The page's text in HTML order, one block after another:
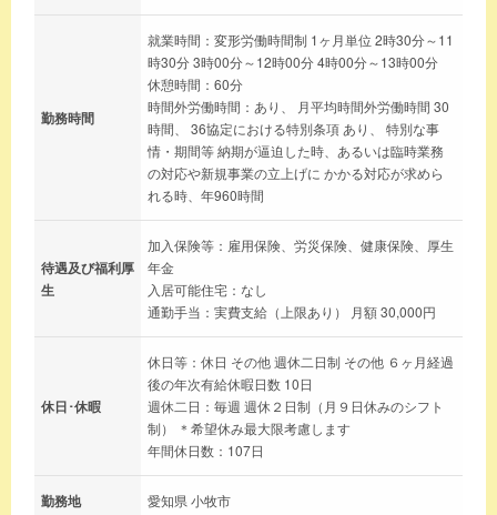
勤務時間
就業時間：変形労働時間制 1ヶ月単位 2時30分～11
時30分 3時00分～12時00分 4時00分～13時00分
休憩時間：60分
時間外労働時間：あり、 月平均時間外労働時間 30
時間、 36協定における特別条項 あり、 特別な事
情・期間等 納期が逼迫した時、あるいは臨時業務
の対応や新規事業の立上げに かかる対応が求めら
れる時、年960時間
待遇及び福利厚
生
加入保険等：雇用保険、労災保険、健康保険、厚生
年金
入居可能住宅：なし
通勤手当：実費支給（上限あり） 月額 30,000円
休日･休暇
休日等：休日 その他 週休二日制 その他 ６ヶ月経過
後の年次有給休暇日数 10日
週休二日：毎週 週休２日制（月９日休みのシフト
制） ＊希望休み最大限考慮します
年間休日数：107日
勤務地 愛知県 小牧市